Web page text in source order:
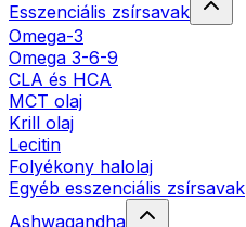
Esszenciális zsírsavak
Omega-3
Omega 3-6-9
CLA és HCA
MCT olaj
Krill olaj
Lecitin
Folyékony halolaj
Egyéb esszenciális zsírsavak
Ashwagandha